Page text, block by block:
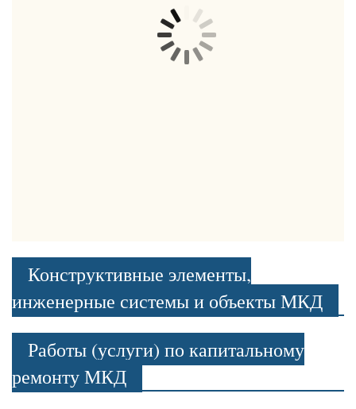
Конструктивные элементы,
инженерные системы и объекты МКД
Работы (услуги) по капитальному
ремонту МКД